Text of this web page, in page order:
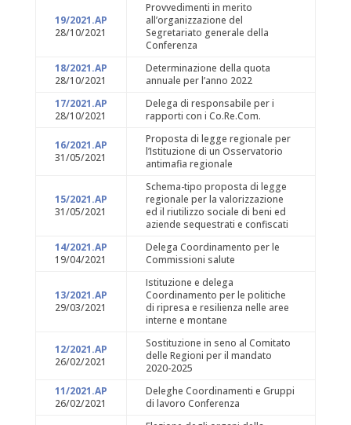
19/2021.AP
28/10/2021
Provvedimenti in merito
all’organizzazione del
Segretariato generale della
Conferenza
18/2021.AP
28/10/2021
Determinazione della quota
annuale per l’anno 2022
17/2021.AP
28/10/2021
Delega di responsabile per i
rapporti con i Co.Re.Com.
16/2021.AP
31/05/2021
Proposta di legge regionale per
l’Istituzione di un Osservatorio
antimafia regionale
15/2021.AP
31/05/2021
Schema-tipo proposta di legge
regionale per la valorizzazione
ed il riutilizzo sociale di beni ed
aziende sequestrati e confiscati
14/2021.AP
19/04/2021
Delega Coordinamento per le
Commissioni salute
13/2021.AP
29/03/2021
Istituzione e delega
Coordinamento per le politiche
di ripresa e resilienza nelle aree
interne e montane
12/2021.AP
26/02/2021
Sostituzione in seno al Comitato
delle Regioni per il mandato
2020-2025
11/2021.AP
26/02/2021
Deleghe Coordinamenti e Gruppi
di lavoro Conferenza